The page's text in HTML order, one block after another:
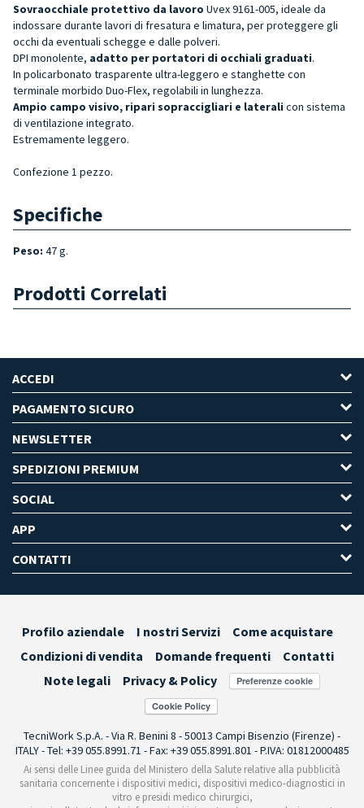
Sovraocchiale protettivo da lavoro Uvex 9161-005, ideale da
indossare durante lavori di fresatura e limatura, per proteggere gli
occhi da eventuali schegge e dalle polveri.
DPI monolente, adatto per portatori di occhiali graduati.
In policarbonato trasparente ultra-leggero e stanghette con
terminale morbido Duo-Flex, regolabili in lunghezza.
Ampio campo visivo, ripari sopraccigliari e laterali con sistema
di ventilazione integrato.
Estremamente leggero.
Confezione 1 pezzo.
Specifiche
Peso: 47 g.
Prodotti Correlati
ACCEDI
PAGAMENTO SICURO
NEWSLETTER
SPEDIZIONI PREMIUM
SOCIAL
APP
CONTATTI
Profilo aziendale I nostri Servizi
Come acquistare
Condizioni di vendita
Domande frequenti
Contatti
Note legali
Privacy & Policy Preferenze cookie
TecniWork S.p.A. - Via R. Benini 8 - 50013 Campi Bisenzio (Firenze) -
ITALY - Tel: +39 055.8991.71 - Fax: +39 055.8991.801 - P.IVA: 01812000485
Ai sensi delle Linee guida del Ministero della Salute relative alla pubblicità
sanitaria concernente i dispositivi medici, dispositivi medico-diagnostici in
vitro e presidi medico chirurgici,